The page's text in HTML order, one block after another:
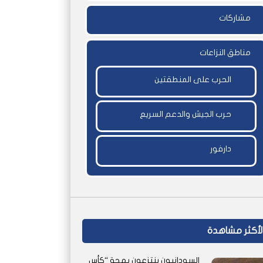
مشاركات
مناطق النزاعات
الحرب على المنطقتين
حرب الجيش والدعم السريع
دارفور
مشاهدة
السودانيون ينتزعون بهجة “كأس